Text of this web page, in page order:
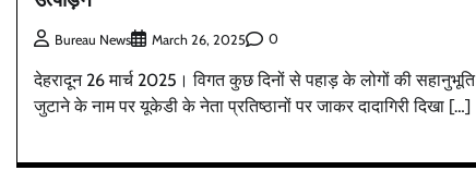
Bureau News March 26, 2025 0
देहरादून 26 मार्च 2025। विगत कुछ दिनों से पहाड़ के लोगों की सहानुभूति
जुटाने के नाम पर यूकेडी के नेता प्रतिष्ठानों पर जाकर दादागिरी दिखा […]